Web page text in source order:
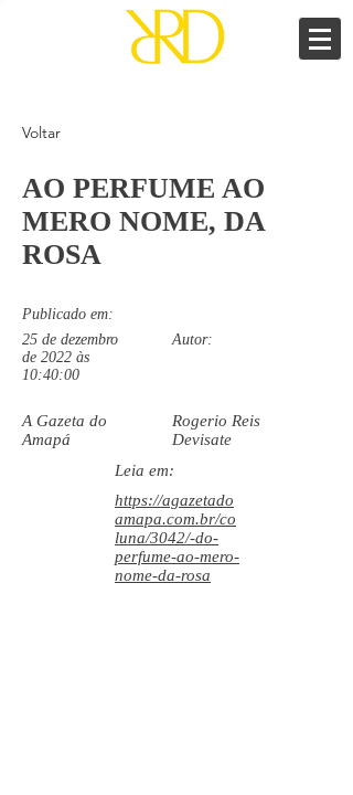
Voltar
AO PERFUME AO
MERO NOME, DA
ROSA
Publicado em:
25 de dezembro
de 2022 às
10:40:00
A Gazeta do
Amapá
Autor:
Rogerio Reis
Devisate
Leia em:
https://agazetado
amapa.com.br/co
luna/3042/-do-
perfume-ao-mero-
nome-da-rosa